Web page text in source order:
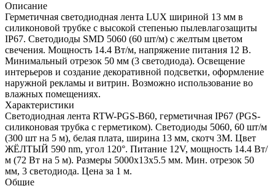
Описание
Герметичная светодиодная лента LUX шириной 13 мм в
силиконовой трубке с высокой степенью пылевлагозащиты
IP67. Светодиоды SMD 5060 (60 шт/м) с желтым цветом
свечения. Мощность 14.4 Вт/м, напряжение питания 12 В.
Минимальный отрезок 50 мм (3 светодиода). Освещение
интерьеров и создание декоративной подсветки, оформление
наружной рекламы и витрин. Возможно использование во
влажных помещениях.
Характеристики
Светодиодная лента RTW-PGS-B60, герметичная IP67 (PGS-
силиконовая трубка с герметиком). Светодиоды 5060, 60 шт/м
(300 шт на 5 м), белая плата, ширина 13 мм, скотч 3M. Цвет
ЖЁЛТЫЙ 590 nm, угол 120°. Питание 12V, мощность 14.4 Вт/
м (72 Вт на 5 м). Размеры 5000x13x5.5 мм. Мин. отрезок 50
мм, 3 светодиода. Цена за 1 м.
Общие